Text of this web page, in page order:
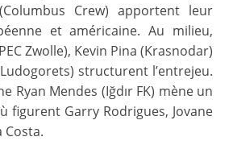
Crew) apportent leur
et américaine. Au milieu,
Zwolle), Kevin Pina (Krasnodar)
structurent l’entrejeu.
Ryan Mendes (Iğdır FK) mène un
figurent Garry Rodrigues, Jovane
Costa.